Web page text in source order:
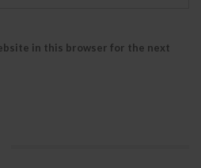
in this browser for the next